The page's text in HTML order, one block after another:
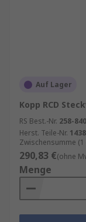
Auf Lager
Kopp RCD
RS Best.-Nr. 258-
Herst. Teile-Nr.
Zwischensumme (1
290,83 €(ohne
Menge